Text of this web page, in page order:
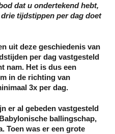
dat u ondertekend hebt,
tijdstippen per dag doet
uit deze geschiedenis van
per dag vastgesteld
nam. Het is dus een
in de richting van
3x per dag.
er al gebeden vastgesteld
ballingschap,
Toen was er een grote